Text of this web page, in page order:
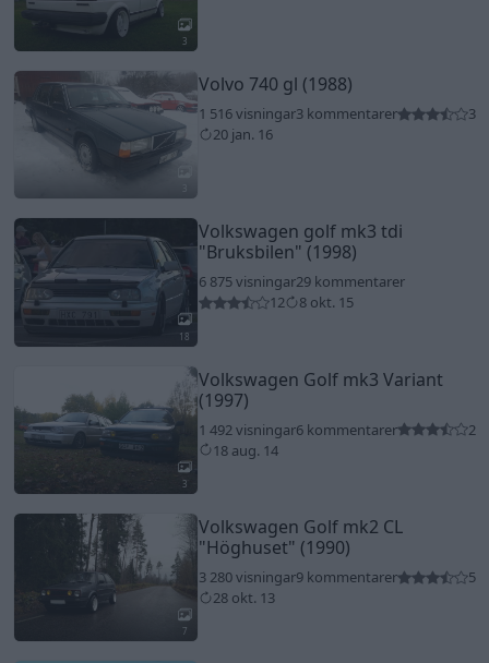
3
Volvo 740 gl (1988)
1 516 visningar3 kommentarer
3
20 jan. 16
18
Volkswagen golf mk3 tdi
"Bruksbilen" (1998)
6 875 visningar29 kommentarer
12
8 okt. 15
3
Volkswagen Golf mk3 Variant
(1997)
1 492 visningar6 kommentarer
2
18 aug. 14
7
Volkswagen Golf mk2 CL
"Höghuset" (1990)
3 280 visningar9 kommentarer
5
28 okt. 13